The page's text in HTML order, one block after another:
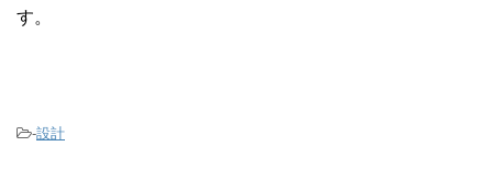
す。
-設計